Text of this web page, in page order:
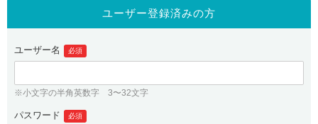
gTLDオークション NEW!
.jpドメインバックオーダー
プレミアムドメイン
人気ドメインの種類
紹介制度
バリュードメインAPI
ドメイン・ホスティングOEM
ログイン
従来のバリュードメインをご利用希望の方
ユーザー登録
ユーザー登録済みの方
ユーザー名 必須
※小文字の半角英数字 3〜32文字
パスワード 必須